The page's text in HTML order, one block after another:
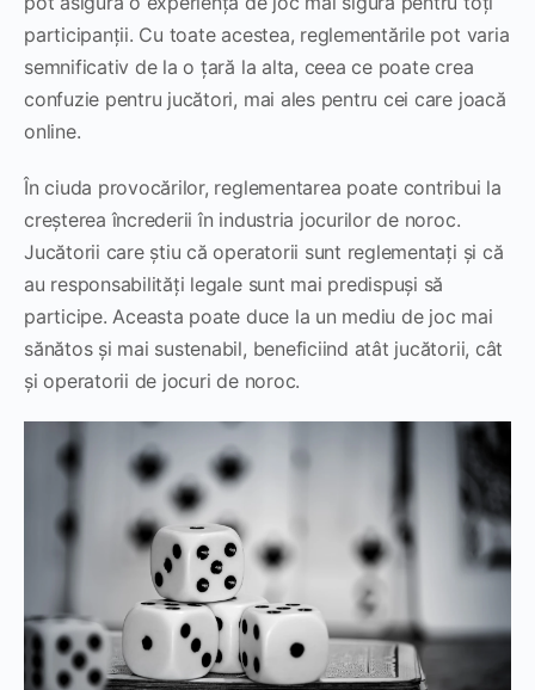
participanții. Cu toate acestea, reglementările pot varia
semnificativ de la o țară la alta, ceea ce poate crea
confuzie pentru jucători, mai ales pentru cei care joacă
online.
În ciuda provocărilor, reglementarea poate contribui la
creșterea încrederii în industria jocurilor de noroc.
Jucătorii care știu că operatorii sunt reglementați și că
au responsabilități legale sunt mai predispuși să
participe. Aceasta poate duce la un mediu de joc mai
sănătos și mai sustenabil, beneficiind atât jucătorii, cât
și operatorii de jocuri de noroc.